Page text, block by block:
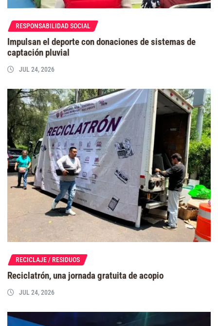
RESPONSABILIDAD SOCIAL
Impulsan el deporte con donaciones de sistemas de
captación pluvial
JUL 24, 2026
RECICLAJE / RESIDUOS
Reciclatrón, una jornada gratuita de acopio
JUL 24, 2026